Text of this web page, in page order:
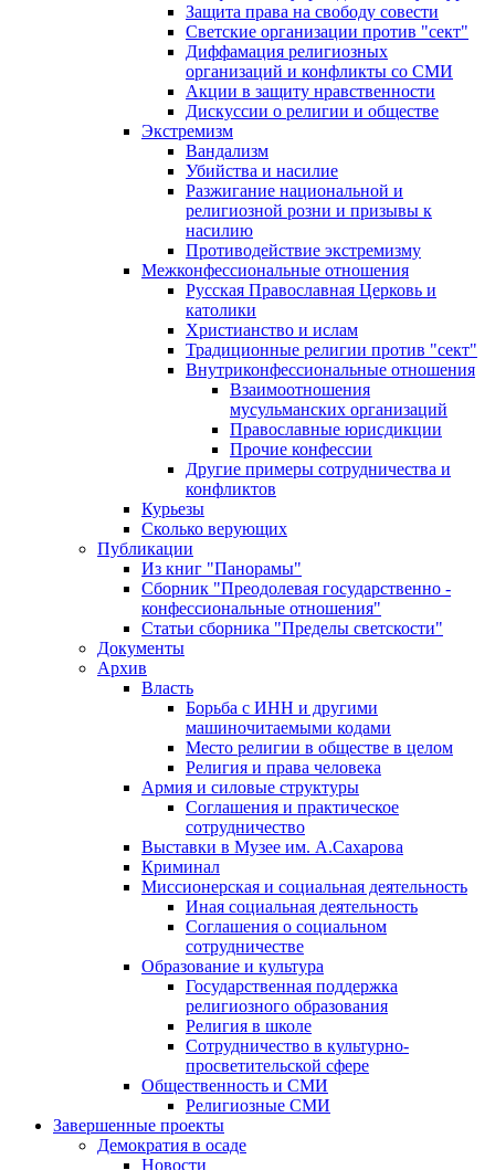
Защита права на свободу совести
Светские организации против "сект"
Диффамация религиозных
организаций и конфликты со СМИ
Акции в защиту нравственности
Дискуссии о религии и обществе
Экстремизм
Вандализм
Убийства и насилие
Разжигание национальной и
религиозной розни и призывы к
насилию
Противодействие экстремизму
Межконфессиональные отношения
Русская Православная Церковь и
католики
Христианство и ислам
Традиционные религии против "сект"
Внутриконфессиональные отношения
Взаимоотношения
мусульманских организаций
Православные юрисдикции
Прочие конфессии
Другие примеры сотрудничества и
конфликтов
Курьезы
Сколько верующих
Публикации
Из книг "Панорамы"
Сборник "Преодолевая государственно -
конфессиональные отношения"
Статьи сборника "Пределы светскости"
Документы
Архив
Власть
Борьба с ИНН и другими
машиночитаемыми кодами
Место религии в обществе в целом
Религия и права человека
Армия и силовые структуры
Соглашения и практическое
сотрудничество
Выставки в Музее им. А.Сахарова
Криминал
Миссионерская и социальная деятельность
Иная социальная деятельность
Соглашения о социальном
сотрудничестве
Образование и культура
Государственная поддержка
религиозного образования
Религия в школе
Сотрудничество в культурно-
просветительской сфере
Общественность и СМИ
Религиозные СМИ
Завершенные проекты
Демократия в осаде
Новости